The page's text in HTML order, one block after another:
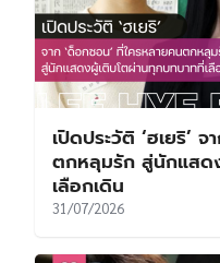
เปิดประวัติ ‘ฮเยริ’
ตกหลุมรัก สู่นักแสด
เลือกเดิน
31/07/2026